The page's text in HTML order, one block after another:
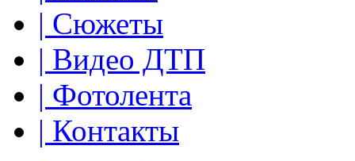
| Сюжеты
| Видео ДТП
| Фотолента
| Контакты